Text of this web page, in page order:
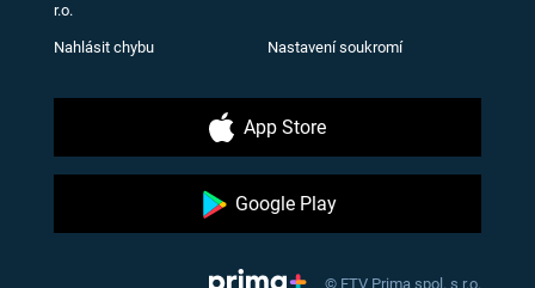
r.o.
Nahlásit chybu Nastavení soukromí
App Store
Google Play
© FTV Prima spol. s r.o.